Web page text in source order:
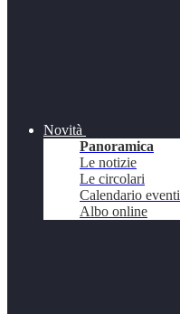
Novità
Panoramica
Le notizie
Le circolari
Calendario eventi
Albo online